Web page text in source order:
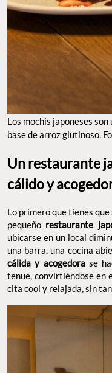
Los mochis japoneses
base de arroz glutinoso.
Un restaurante
cálido y
Lo primero que tienes que
pequeño restaurante
ubicarse en un local
una barra, una cocina
cálida y acogedorase
tenue, convirtiéndose en
cita cool y relajada, sin